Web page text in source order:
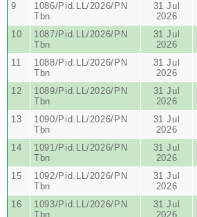
9
1086/Pid.LL/2026/PN
Tbn
31 Jul
2026
10
1087/Pid.LL/2026/PN
Tbn
31 Jul
2026
11
1088/Pid.LL/2026/PN
Tbn
31 Jul
2026
12
1089/Pid.LL/2026/PN
Tbn
31 Jul
2026
13
1090/Pid.LL/2026/PN
Tbn
31 Jul
2026
14
1091/Pid.LL/2026/PN
Tbn
31 Jul
2026
15
1092/Pid.LL/2026/PN
Tbn
31 Jul
2026
16
1093/Pid.LL/2026/PN
Tbn
31 Jul
2026